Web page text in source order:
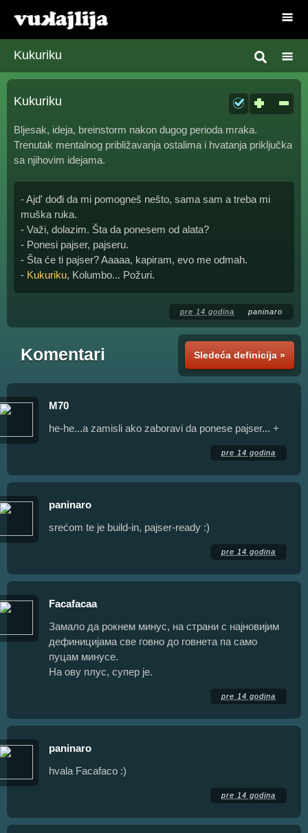
Kukuriku
Kukuriku
Bljesak, ideja, breinstorm nakon dugog perioda mraka.
Trenutak mentalnog približavanja ostalima i hvatanja priključka
sa njihovim idejama.
- Ajd' dođi da mi pomogneš nešto, sama sam a treba mi
muška ruka.
- Važi, dolazim. Šta da ponesem od alata?
- Ponesi pajser, pajseru.
- Šta će ti pajser? Aaaaa, kapiram, evo me odmah.
- Kukuriku, Kolumbo... Požuri.
pre 14 godina paninaro
Sledeća definicija »
Komentari
M70
he-he...a zamisli ako zaboravi da ponese pajser... +
pre 14 godina
paninaro
srećom te je build-in, pajser-ready :)
pre 14 godina
Facafacaa
Замало да рокнем минус, на страни с најновијим
дефиницијама све говно до говнета па само
пуцам минусе.
На ову плус, супер је.
pre 14 godina
paninaro
hvala Facafaco :)
pre 14 godina